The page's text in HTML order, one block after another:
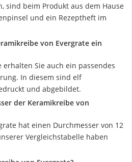
sind beim Produkt aus dem Hause
und ein Rezeptheft im
von Evergrate ein
erhalten Sie auch ein passendes
In diesem sind elf
und abgebildet.
der Keramikreibe von
hat einen Durchmesser von 12
Vergleichstabelle haben